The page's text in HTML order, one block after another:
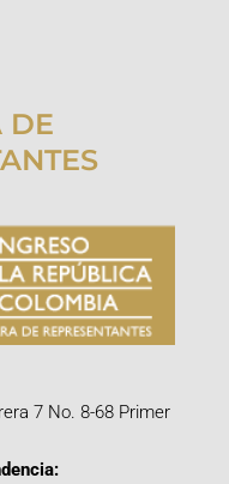
DE
7 No. 8-68 Primer